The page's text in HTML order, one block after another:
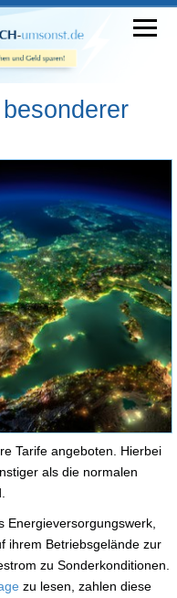
Tarife angeboten. Hierbei
als die normalen
ihrem Betriebsgelände zur
zu Sonderkonditionen.
zu lesen, zahlen diese